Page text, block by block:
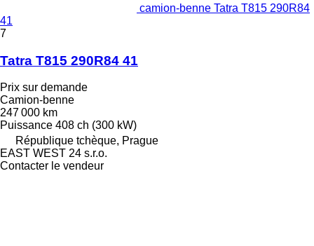
camion-benne Tatra T815 290R84
41
7
Tatra T815 290R84 41
Prix sur demande
Camion-benne
247 000 km
Puissance 408 ch (300 kW)
République tchèque, Prague
EAST WEST 24 s.r.o.
Contacter le vendeur